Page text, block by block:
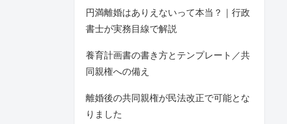
円満離婚はありえないって本当？｜行政
書士が実務目線で解説
養育計画書の書き方とテンプレート／共
同親権への備え
離婚後の共同親権が民法改正で可能とな
りました